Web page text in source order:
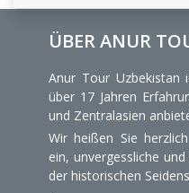
ÜBER ANUR
Anur Tour Uzbekistan
über 17 Jahren
und Zentralasien
Wir heißen Sie
ein, unvergessliche
der historischen